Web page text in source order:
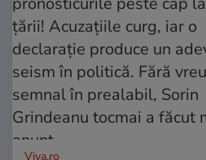
Viva.ro